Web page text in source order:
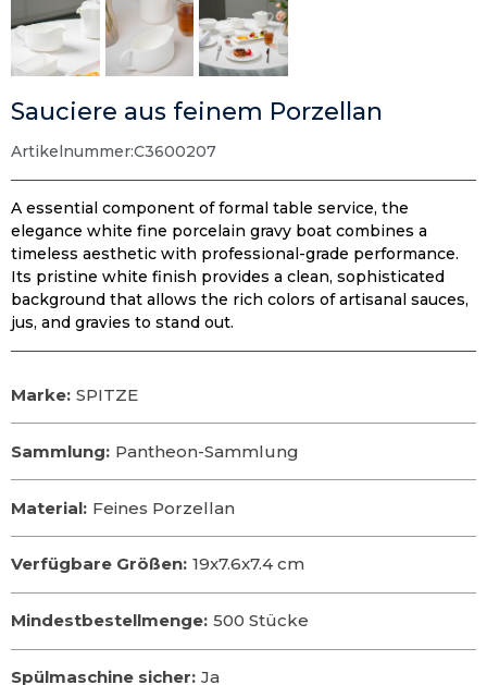
Sauciere aus feinem Porzellan
Artikelnummer:C3600207
A essential component of formal table service, the
elegance white fine porcelain gravy boat combines a
timeless aesthetic with professional-grade performance.
Its pristine white finish provides a clean, sophisticated
background that allows the rich colors of artisanal sauces,
jus, and gravies to stand out.
Marke: SPITZE
Sammlung: Pantheon-Sammlung
Material: Feines Porzellan
Verfügbare Größen: 19x7.6x7.4 cm
Mindestbestellmenge: 500 Stücke
Spülmaschine sicher: Ja